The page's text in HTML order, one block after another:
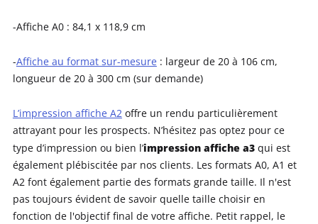
-Affiche A0 : 84,1 x 118,9 cm
-Affiche au format sur-mesure : largeur de 20 à 106 cm,
longueur de 20 à 300 cm (sur demande)
L’impression affiche A2offre un rendu particulièrement
attrayant pour les prospects. N’hésitez pas optez pour ce
type d’impression ou bien l’impression affiche a3qui est
également plébiscitée par nos clients. Les formats A0, A1 et
A2 font également partie des formats grande taille. Il n'est
pas toujours évident de savoir quelle taille choisir en
fonction de l'objectif final de votre affiche. Petit rappel, le